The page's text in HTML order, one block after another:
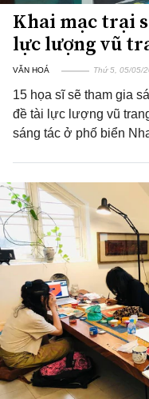
Khai mạc trại
lực lượng vũ
VĂN HOÁ Thứ 5, 05/05/
15 họa sĩ sẽ tham gia
đề tài lực lượng vũ
sáng tác ở phố biển